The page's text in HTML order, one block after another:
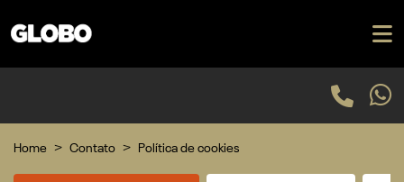
Home Contato Política de cookies